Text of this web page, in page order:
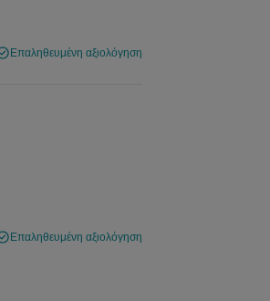
Επαληθευμένη αξιολόγηση
Επαληθευμένη αξιολόγηση